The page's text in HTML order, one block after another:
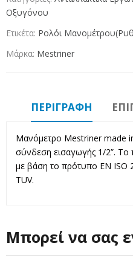
Οξυγόνου
Ετικέτα: Ρολόι
Μάρκα: Mestriner
ΠΕΡΙΓΡΑΦΉ
Μανόμετρο Mestriner made
σύνδεση εισαγωγής 1/2”. Το
με βάση το πρότυπο EN ISO
TUV.
Μπορεί να σας